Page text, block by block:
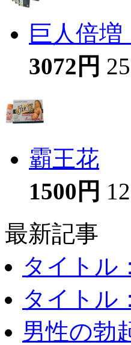
巨人倍
3072円
霸王花
1500円
最新記事
タイトル
タイトル
男性の勃